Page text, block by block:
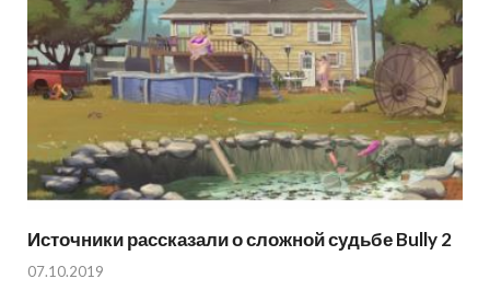
Источники рассказали о сложной судьбе Bully 2
07.10.2019